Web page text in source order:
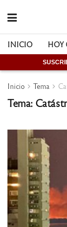
INICIO HOY
Inicio Tema
Tema: